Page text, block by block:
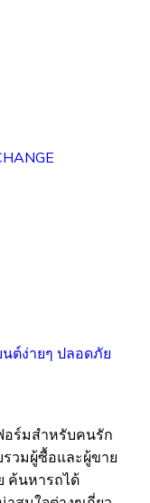
อร์มสำหรับคนรัก
รวมผู้ซื้อและผู้ขาย
ค้นหารถได้